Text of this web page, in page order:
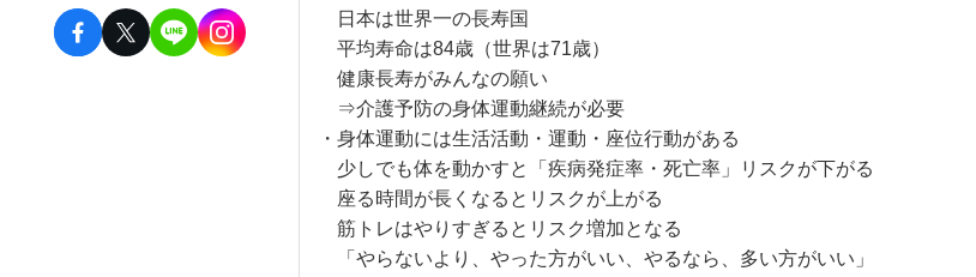
日本は世界一の長寿国
平均寿命は84歳（世界は71歳）
健康長寿がみんなの願い
⇒介護予防の身体運動継続が必要
・身体運動には生活活動・運動・座位行動がある
少しでも体を動かすと「疾病発症率・死亡率」リスクが下がる
座る時間が長くなるとリスクが上がる
筋トレはやりすぎるとリスク増加となる
「やらないより、やった方がいい、やるなら、多い方がいい」